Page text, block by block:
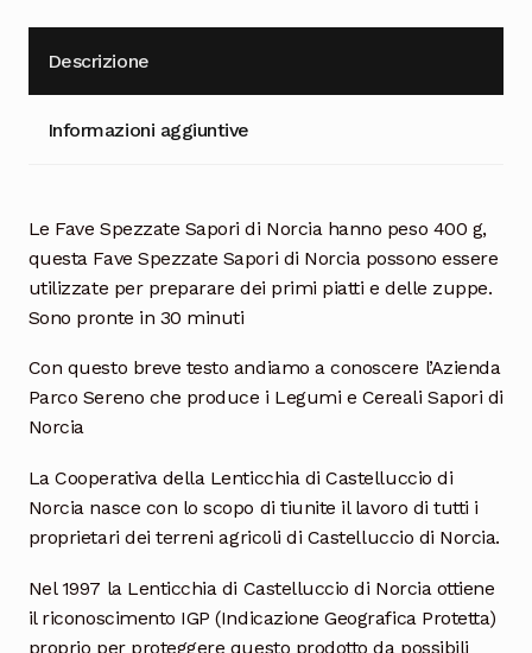
Descrizione
Informazioni aggiuntive
Le Fave Spezzate Sapori di Norcia hanno peso 400 g,
questa Fave Spezzate Sapori di Norcia possono essere
utilizzate per preparare dei primi piatti e delle zuppe.
Sono pronte in 30 minuti
Con questo breve testo andiamo a conoscere l’Azienda
Parco Sereno che produce i Legumi e Cereali Sapori di
Norcia
La Cooperativa della Lenticchia di Castelluccio di
Norcia nasce con lo scopo di tiunite il lavoro di tutti i
proprietari dei terreni agricoli di Castelluccio di Norcia.
Nel 1997 la Lenticchia di Castelluccio di Norcia ottiene
il riconoscimento IGP (Indicazione Geografica Protetta)
proprio per proteggere questo prodotto da possibili